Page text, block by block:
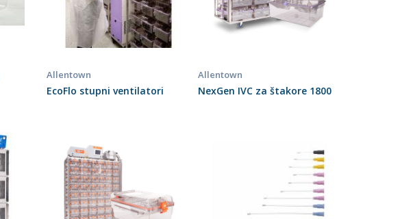
Allentown
EcoFlo stupni ventilatori
Allentown
NexGen IVC za štakore 1800